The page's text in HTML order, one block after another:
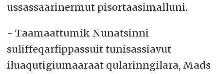
ussassaarinermut pisortaasimalluni.
- Taamaattumik Nunatsinni
suliffeqarfippassuit tunisassiavut
iluaqutigiumaaraat qularinngilara, Mads